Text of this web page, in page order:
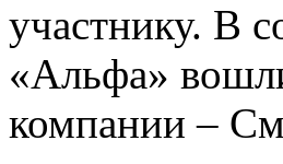
участнику. В
«Альфа»
компании –